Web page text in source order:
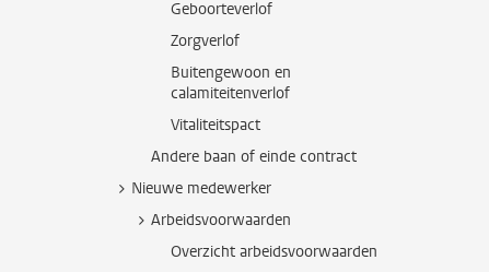
Geboorteverlof
Zorgverlof
Buitengewoon en
calamiteitenverlof
Vitaliteitspact
Andere baan of einde contract
Nieuwe medewerker
Arbeidsvoorwaarden
Overzicht arbeidsvoorwaarden